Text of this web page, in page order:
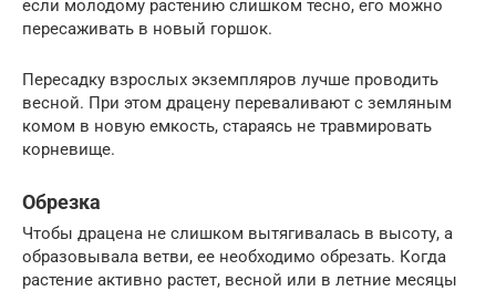
если молодому растению слишком тесно, его можно
пересаживать в новый горшок.
Пересадку взрослых экземпляров лучше проводить
весной. При этом драцену переваливают с земляным
комом в новую емкость, стараясь не травмировать
корневище.
Обрезка
Чтобы драцена не слишком вытягивалась в высоту, а
образовывала ветви, ее необходимо обрезать. Когда
растение активно растет, весной или в летние месяцы